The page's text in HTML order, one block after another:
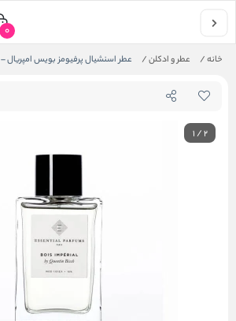
خانه/ عطر و ادکلن/ عطر اسنشیال پرفیومز بویس امپریال – Essential Parfums – Bois Impérial
0
1/2